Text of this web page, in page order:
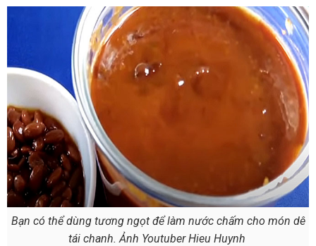
Bạn có thể dùng tương ngọt để làm nước chấm cho món dê
tái chanh. Ảnh Youtuber Hieu Huynh